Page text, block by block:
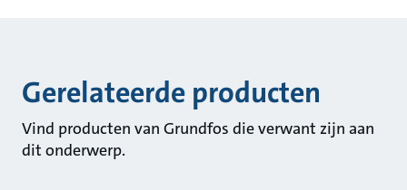
Gerelateerde producten
Vind producten van Grundfos die verwant zijn aan
dit onderwerp.